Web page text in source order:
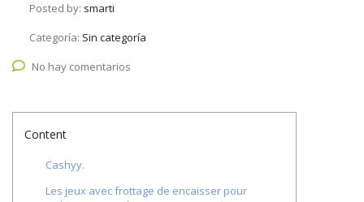
Posted by: smarti
Categoría: Sin categoría
No hay comentarios
Content
Cashyy.
Les jeux avec frottage de encaisser pour